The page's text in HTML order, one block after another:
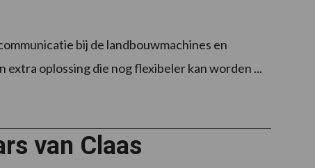
bij de landbouwmachines en
oplossing die nog flexibeler kan worden ...
van Claas